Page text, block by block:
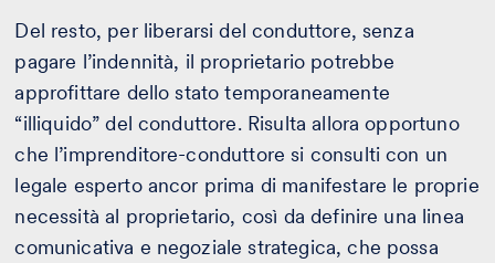
Del resto, per liberarsi del conduttore, senza
pagare l’indennità, il proprietario potrebbe
approfittare dello stato temporaneamente
“illiquido” del conduttore. Risulta allora opportuno
che l’imprenditore-conduttore si consulti con un
legale esperto ancor prima di manifestare le proprie
necessità al proprietario, così da definire una linea
comunicativa e negoziale strategica, che possa